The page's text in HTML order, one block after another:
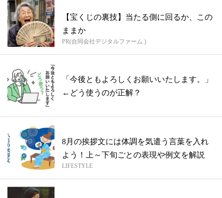
【宝くじの裏技】当たる側に回るか、この
ままか
PR(合同会社デジタルファーム )
「今後ともよろしくお願いいたします。」
←どう使うのが正解？
8月の挨拶文には体調を気遣う言葉を入れ
よう！上～下旬ごとの表現や例文を解説
LIFESTYLE